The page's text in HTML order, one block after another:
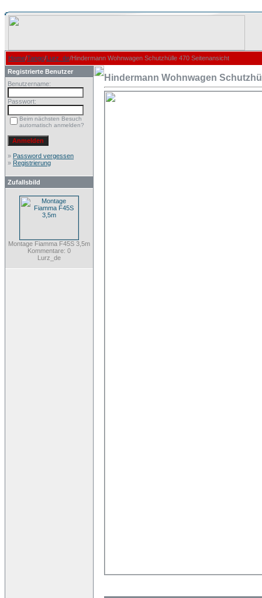
Home/Tango/Lurz_de/Hindermann Wohnwagen Schutzhülle 470 Seitenansicht
Registrierte Benutzer
Benutzername:
Passwort:
Beim nächsten Besuch
automatisch anmelden?
» Password vergessen
» Registrierung
Zufallsbild
Montage Fiamma F45S 3,5m
Kommentare: 0
Lurz_de
Hindermann Wohnwagen